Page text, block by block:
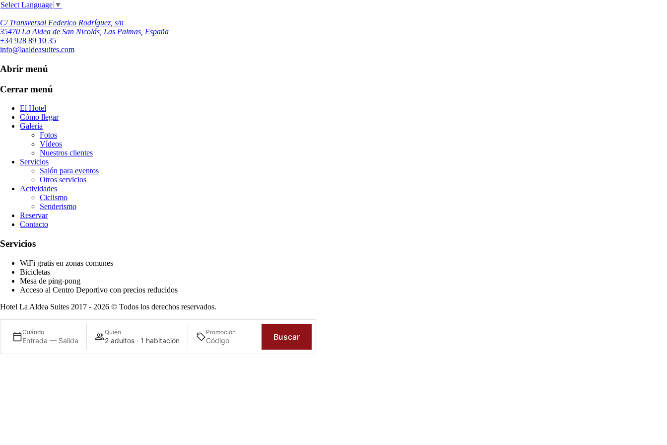
Select Language ▼
C/ Transversal Federico Rodríguez, s/n
35470 La Aldea de San Nicolás, Las Palmas, España
+34 928 89 10 35
info@laaldeasuites.com
Abrir menú
Cerrar menú
El Hotel
Cómo llegar
Galería
Fotos
Vídeos
Nuestros clientes
Servicios
Salón para eventos
Otros servicios
Actividades
Ciclismo
Senderismo
Reservar
Contacto
Servicios
WiFi gratis en zonas comunes
Bicicletas
Mesa de ping-pong
Acceso al Centro Deportivo con precios reducidos
Hotel La Aldea Suites 2017 - 2026 © Todos los derechos reservados.
Cuándo
Entrada — Salida
Quién
2 adultos · 1 habitación
Promoción Buscar